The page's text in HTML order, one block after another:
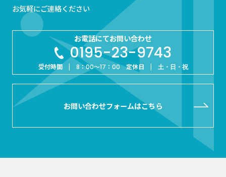
お気軽にご連絡ください
お電話にてお問い合わせ
0195-23-9743
受付時間 | 8：00～17：00定休日 | 土・日・祝
お問い合わせフォームはこちら